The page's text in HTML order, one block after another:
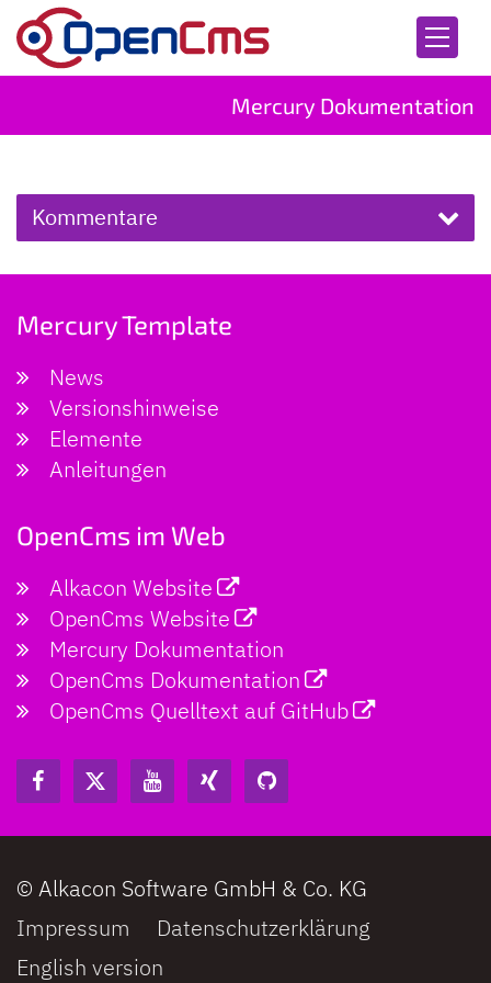
Zum Inhalt springen
Mercury Dokumentation
Kommentare
Mercury Template
News
Versionshinweise
Elemente
Anleitungen
OpenCms im Web
Alkacon Website
OpenCms Website
Mercury Dokumentation
OpenCms Dokumentation
OpenCms Quelltext auf GitHub
© Alkacon Software GmbH & Co. KG
Impressum
Datenschutzerklärung
English version